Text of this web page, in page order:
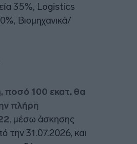
35%, Logistics
Βιομηχανικά/
ποσό 100 εκατ. θα
πλήρη
, μέσω άσκησης
την 31.07.2026, και